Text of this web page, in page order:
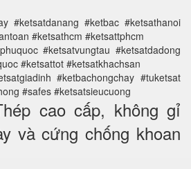
#ketsatdanang #ketbac #ketsathanoi
#ketsathcm #ketsattphcm
#ketsatvungtau #ketsatdadong
#ketsattot #ketsatkhachsan
#ketbachongchay #tuketsat
#safes #ketsatsieucuong
cao cấp, không gỉ
và cứng chống khoan